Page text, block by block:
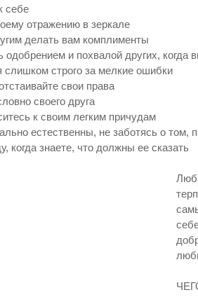
себе
отражению в зеркале
делать вам комплименты
одобрением и похвалой других, когда
слишком строго за мелкие ошибки
свои права
своего друга
к своим легким причудам
естественны, не заботясь о том,
когда знаете, что должны ее сказать